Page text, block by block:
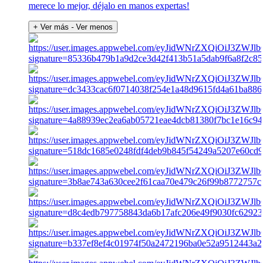
merece lo mejor, déjalo en manos expertas!
+ Ver más - Ver menos